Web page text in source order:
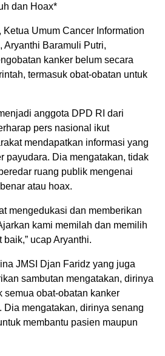
dan Hoax*
Ketua Umum Cancer Information
Aryanthi Baramuli Putri,
kanker belum secara
termasuk obat-obatan untuk
anggota DPD RI dari
pers nasional ikut
mendapatkan informasi yang
payudara. Dia mengatakan, tidak
ruang publik mengenai
atau hoax.
mengedukasi dan memberikan
kami memilah dan memilih
ucap Aryanthi.
JMSI Djan Faridz yang juga
sambutan mengatakan, dirinya
semua obat-obatan kanker
mengatakan, dirinya senang
membantu pasien maupun